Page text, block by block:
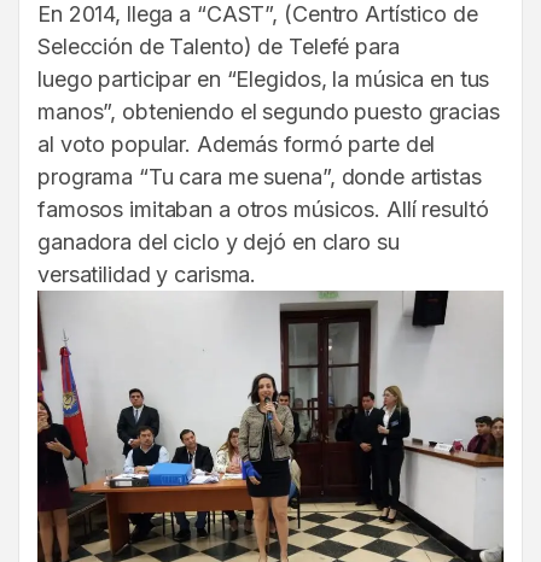
En 2014, llega a “CAST”, (Centro Artístico de
Selección de Talento) de Telefé para
luego participar en “Elegidos, la música en tus
manos”, obteniendo el segundo puesto gracias
al voto popular. Además formó parte del
programa “Tu cara me suena”, donde artistas
famosos imitaban a otros músicos. Allí resultó
ganadora del ciclo y dejó en claro su
versatilidad y carisma.